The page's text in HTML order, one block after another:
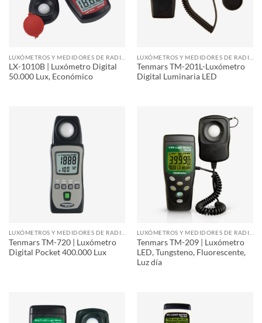
LX-1010B | Luxómetro Digital
50.000 Lux, Económico
Tenmars TM-201L-Luxómetro
Digital Luminaria LED
LUXÓMETROS Y MEDIDORES DE RADIACIÓN
Tenmars TM-720 | Luxómetro
Digital Pocket 400.000 Lux
LUXÓMETROS Y MEDIDORES DE RADIACIÓN
Tenmars TM-209 | Luxómetro
LED, Tungsteno, Fluorescente,
Luz día